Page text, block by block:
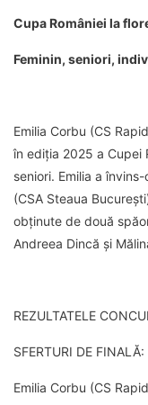
Cupa României la
Feminin, seniori,
Emilia Corbu (CS
în ediția 2025 a Cupei
seniori. Emilia a
(CSA Steaua
obținute de două
Andreea Dincă și
REZULTATELE
SFERTURI DE FINALĂ:
Emilia Corbu (CS